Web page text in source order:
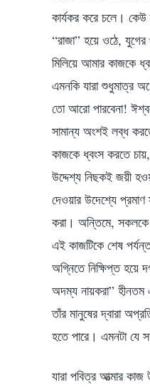
কার্যকর করে চলে। কেউ
“রাজা” হয়ে ওঠে,
মিলিয়ে আমার কাজকে
এমনকি যারা শুধুমাত্র
তো আরো পারবেনা!
সামান্য অংশই লব্ধ
কাজকে ধ্বংস করতে
উদ্দেশ্য নিছকই জয়ী
দেওয়ার উদেশ্যে
করা। অন্তিমে, সকলকে
এই কাজটিকে শেষ
অগ্নিতে নিক্ষিপ্ত
অদম্য নায়করা” হীনতম
তাঁর মানুষের দ্বারা
হতে পারে। এমনটা যে
যারা পবিত্র আত্মার